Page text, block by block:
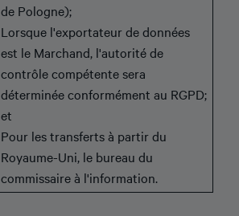
de Pologne);
Lorsque l'exportateur de données
est le Marchand, l'autorité de
contrôle compétente sera
déterminée conformément au RGPD;
et
Pour les transferts à partir du
Royaume-Uni, le bureau du
commissaire à l'information.